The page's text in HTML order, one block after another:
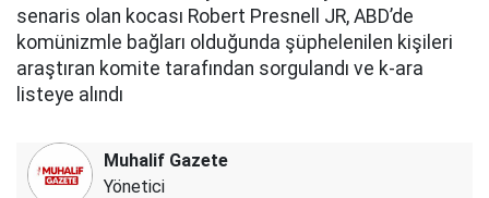
senaris olan kocası Robert Presnell JR, ABD’de
komünizmle bağları olduğunda şüphelenilen kişileri
araştıran komite tarafından sorgulandı ve k-ara
listeye alındı
Muhalif Gazete
Yönetici